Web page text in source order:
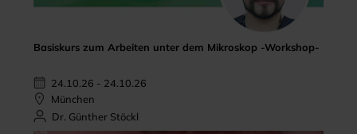
Basiskurs zum Arbeiten unter dem Mikroskop -Workshop-
24.10.26 - 24.10.26
München
Dr. Günther Stöckl